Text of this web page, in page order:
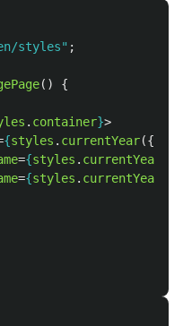
styles" ;
()
{
. container}>
{styles . currentYear({
={styles .
={styles .